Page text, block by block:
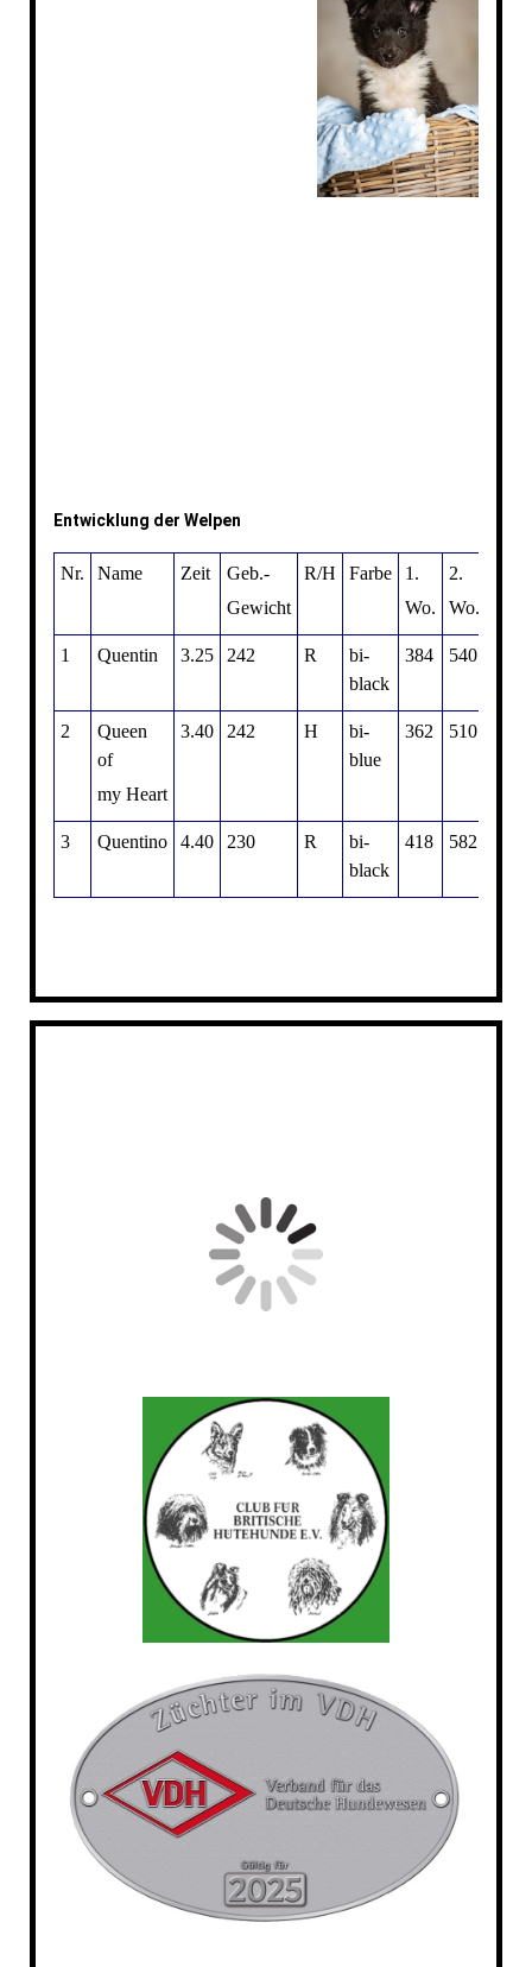
Entwicklung der Welpen
Nr. Name Zeit
Geb.-
Gewicht
R/H Farbe
1.
Wo.
2.
Wo.
1 Quentin 3.25 242 R
bi-
black
384 540
2
Queen
of
my Heart
3.40 242 H
bi-
blue
362 510
3 Quentino 4.40 230 R
bi-
black
418 582